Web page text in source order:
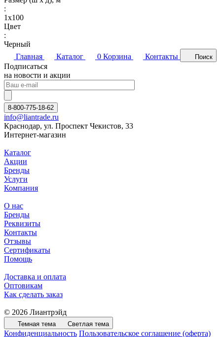
:
1х100
Цвет
:
Черный
Главная
Каталог 0 Корзина Контакты Поиск
Подписаться
на новости и акции
8-800-775-18-62
info@liantrade.ru
Краснодар, ул. Проспект Чекистов, 33
Интернет-магазин
Каталог
Акции
Бренды
Услуги
Компания
О нас
Бренды
Реквизиты
Контакты
Отзывы
Сертификаты
Помощь
Доставка и оплата
Оптовикам
Как сделать заказ
© 2026 Лиантрэйд
Темная тема Светлая тема
Конфиденциальность Пользовательское соглашение (оферта)